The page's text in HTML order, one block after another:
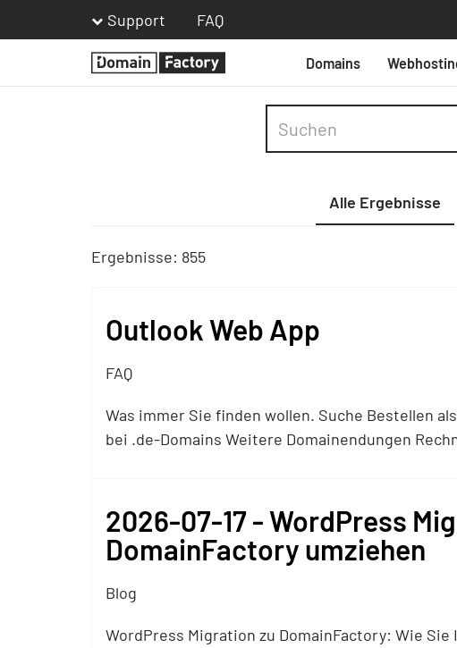
Support FAQ
Homepage
Domains
Alle Ergebnisse
Ergebnisse: 855
Outlook Web App
FAQ
Was immer Sie finden wollen. Suche Bestellen
bei .de-Domains Weitere Domainendungen
2026-07-17 - WordPress
DomainFactory umziehen
Blog
WordPress Migration zu DomainFactory: Wie